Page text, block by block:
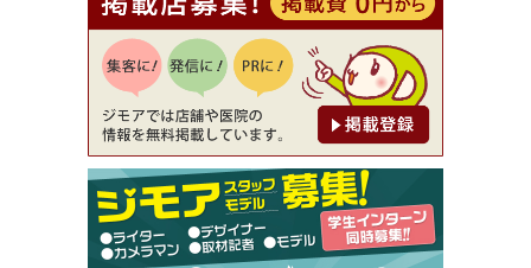
【ジモア読者特典1】料理全品20％OFF ※18時以
降（創作イタリアン Pia Cuore（ピアクオーレ））
[有効期限]2026年9月30日
【ジモア限定②】初回割引 特価 鼻毛脱毛 半額 2,2
00円⇒1,100円（メンズ専門ワックス脱毛サロン Mi
ckle（ミックル））
[有効期限]2026年9月30日
【ジモア限定特典①】まつ毛カール 3,850円→ 2,7
50円（Premiere（プルミエール））
[有効期限]2026年9月30日